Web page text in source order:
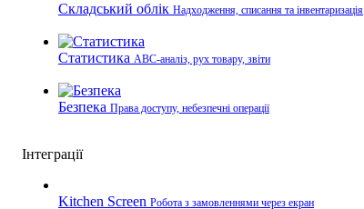
Складський облік Надходження, списання та інвентаризація
Статистика ABC-аналіз, рух товару, звіти
Безпека Права доступу, небезпечні операції
Інтеграції
Kitchen Screen Робота з замовленнями через екран